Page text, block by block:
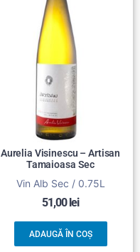
Aurelia Visinescu – Artisan
Tamaioasa Sec
Vin Alb Sec / 0.75L
51,00lei
ADAUGĂ ÎN COȘ